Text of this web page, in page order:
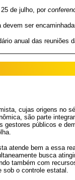
de julho, por
ser
anual das reuniões
cujas origens no
são parte
gestores públicos e
atende bem a essa
busca
também com
sob o controle estatal.